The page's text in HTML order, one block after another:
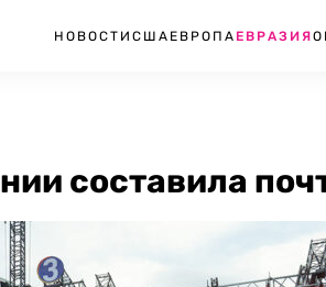
НОВОСТИ США ЕВРОПА ЕВРАЗИЯ
составила